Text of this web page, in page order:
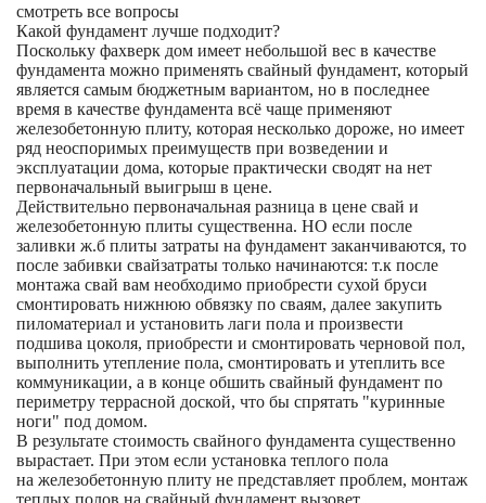
смотреть все вопросы
Какой фундамент лучше подходит?
Поскольку фахверк дом имеет небольшой вес в качестве
фундамента можно применять свайный фундамент, который
является самым бюджетным вариантом, но в последнее
время в качестве фундамента всё чаще применяют
железобетонную плиту, которая несколько дороже, но имеет
ряд неоспоримых преимуществ при возведении и
эксплуатации дома, которые практически сводят на нет
первоначальный выигрыш в цене.
Действительно первоначальная разница в цене свай и
железобетонную плиты существенна. НО если после
заливки ж.б плиты затраты на фундамент заканчиваются, то
после забивки свайзатраты только начинаются: т.к после
монтажа свай вам необходимо приобрести сухой бруси
смонтировать нижнюю обвязку по сваям, далее закупить
пиломатериал и установить лаги пола и произвести
подшива цоколя, приобрести и смонтировать черновой пол,
выполнить утепление пола, смонтировать и утеплить все
коммуникации, а в конце обшить свайный фундамент по
периметру террасной доской, что бы спрятать "куринные
ноги" под домом.
В результате стоимость свайного фундамента существенно
вырастает. При этом если установка теплого пола
на железобетонную плиту не представляет проблем, монтаж
теплых полов на свайный фундамент вызовет